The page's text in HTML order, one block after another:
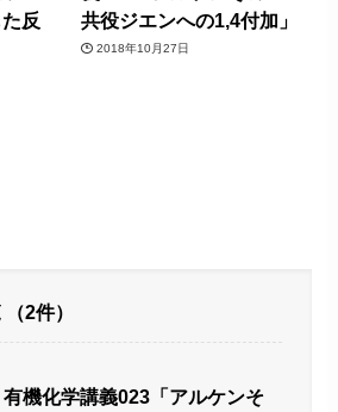
反
共役ジエンへの1,4付加」
2018年10月27日
（2件）
有機化学講義023「アルケンそ